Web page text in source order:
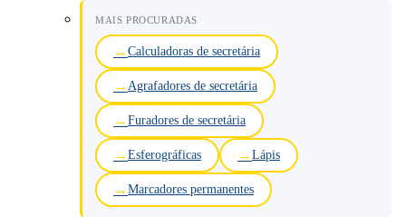
MAIS PROCURADAS
Calculadoras de secretária
Agrafadores de secretária
Furadores de secretária
Esferográficas Lápis
Marcadores permanentes